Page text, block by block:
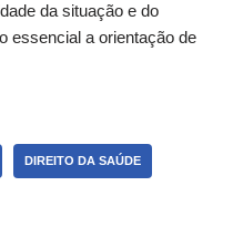
da situação e do
essencial a orientação de
DIREITO DA SAÚDE